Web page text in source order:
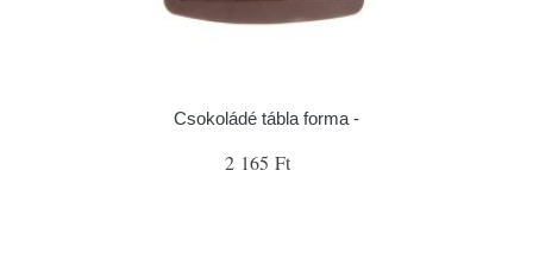
Csokoládé tábla forma -
2 165 Ft